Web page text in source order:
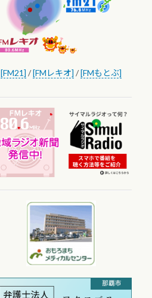
[FM21] /[FMレキオ] /[FMもとぶ]